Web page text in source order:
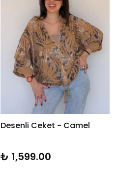
Desenli Ceket - Camel
₺ 1,599.00